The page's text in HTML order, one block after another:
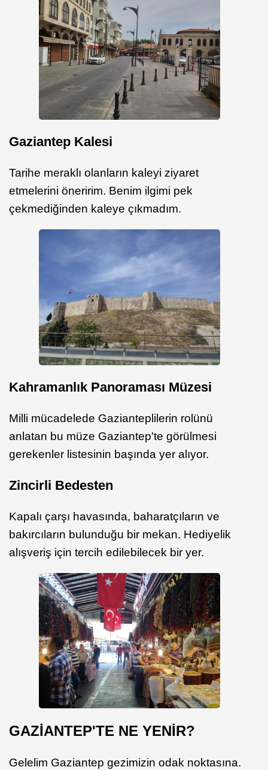
Gaziantep Kalesi
Tarihe meraklı olanların kaleyi ziyaret
etmelerini öneririm. Benim ilgimi pek
çekmediğinden kaleye çıkmadım.
Kahramanlık Panoraması Müzesi
Milli mücadelede Gazianteplilerin rolünü
anlatan bu müze Gaziantep'te görülmesi
gerekenler listesinin başında yer alıyor.
Zincirli Bedesten
Kapalı çarşı havasında, baharatçıların ve
bakırcıların bulunduğu bir mekan. Hediyelik
alışveriş için tercih edilebilecek bir yer.
GAZİANTEP'TE NE YENİR?
Gelelim Gaziantep gezimizin odak noktasına.